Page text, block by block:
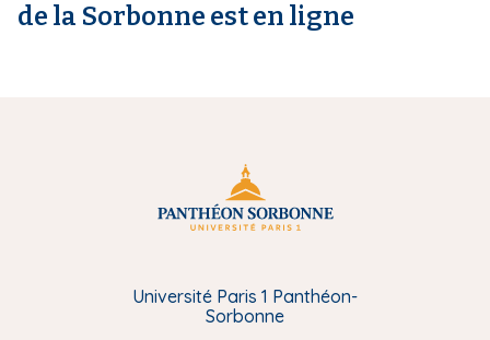
de la Sorbonne est en ligne
Université Paris 1 Panthéon-
Sorbonne